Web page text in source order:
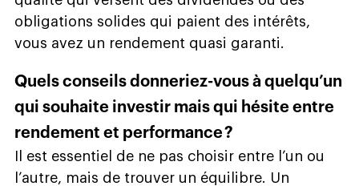
obligations solides qui paient des intérêts,
vous avez un rendement quasi garanti.
Quels conseils donneriez-vous à quelqu’un
qui souhaite investir mais qui hésite entre
rendement et performance ?
Il est essentiel de ne pas choisir entre l’un ou
l’autre, mais de trouver un équilibre. Un